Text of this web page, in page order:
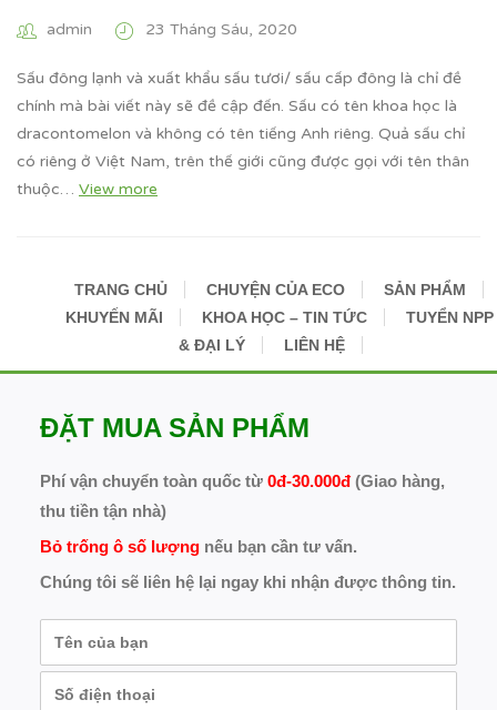
admin 23 Tháng Sáu, 2020
Sấu đông lạnh và xuất khẩu sấu tươi/ sấu cấp đông là chỉ đề
chính mà bài viết này sẽ đề cập đến. Sấu có tên khoa học là
dracontomelon và không có tên tiếng Anh riêng. Quả sấu chỉ
có riêng ở Việt Nam, trên thế giới cũng được gọi với tên thân
thuộc… View more
TRANG CHỦ CHUYỆN CỦA ECO
SẢN PHẨM
KHUYẾN MÃI
KHOA HỌC – TIN TỨC
TUYỂN NPP
& ĐẠI LÝ
LIÊN HỆ
ĐẶT MUA SẢN PHẨM
Phí vận chuyển toàn quốc từ 0đ-30.000đ(Giao hàng,
thu tiền tận nhà)
Bỏ trống ô số lượngnếu bạn cần tư vấn.
Chúng tôi sẽ liên hệ lại ngay khi nhận được thông tin.